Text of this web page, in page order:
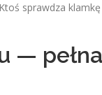
sprawdza
—